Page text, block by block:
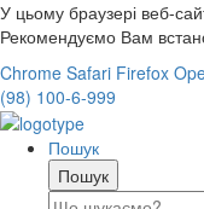
У цьому браузері веб-
Рекомендуємо Вам
Chrome Safari Firefox
(98) 100-6-999
Пошук